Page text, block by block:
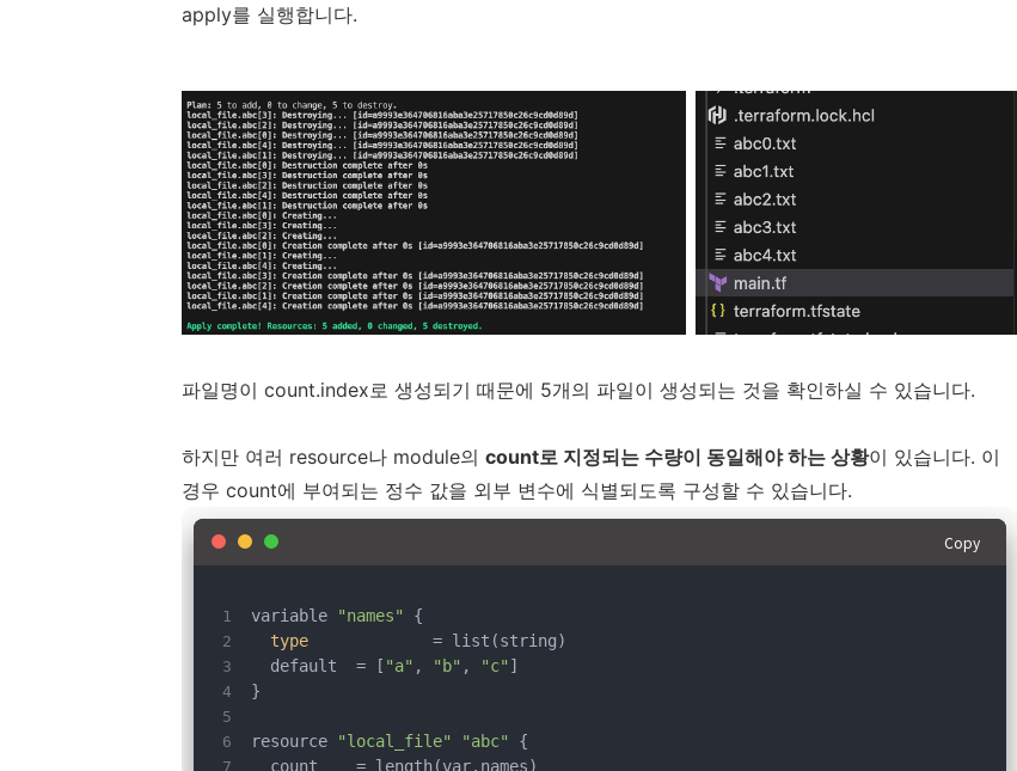
apply를 실행합니다.
파일명이 count.index로 생성되기 때문에 5개의 파일이 생성되는 것을 확인하실 수 있습니다.
하지만 여러 resource나 module의 count로 지정되는 수량이 동일해야 하는 상황이 있습니다. 이
경우 count에 부여되는 정수 값을 외부 변수에 식별되도록 구성할 수 있습니다.
Copy
variable "names"
{
type
	 	= list(string)
default 	= [ "a" , "b" , "c" ]
}
resource "local_file" "abc"
{
count 	= length(var.names)